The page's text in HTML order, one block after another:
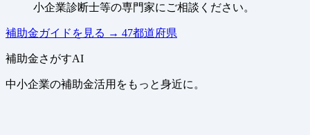
小企業診断士等の専門家にご相談ください。
補助金ガイドを見る → 47都道府県
補助金さがすAI
中小企業の補助金活用をもっと身近に。